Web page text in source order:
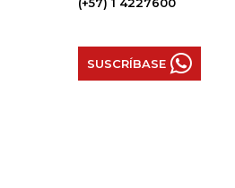
(+57) 1 4227600
SUSCRÍBASE